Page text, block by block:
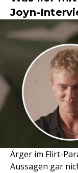
Joyn-
Ärger im Flirt-
Aussagen gar